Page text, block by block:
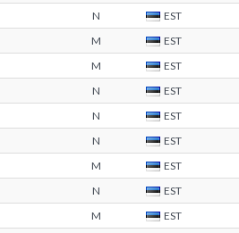
N EST
M EST
M EST
N EST
N EST
N EST
M EST
N EST
M EST